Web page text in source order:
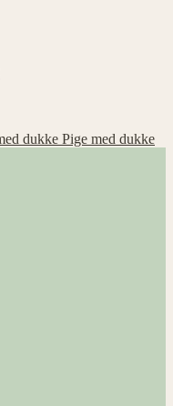
Pige med dukke